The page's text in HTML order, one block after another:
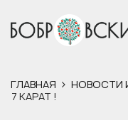
ГЛАВНАЯ НОВОСТИ
7 КАРАТ !